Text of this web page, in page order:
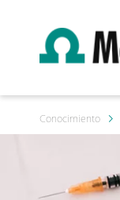
Conocimiento